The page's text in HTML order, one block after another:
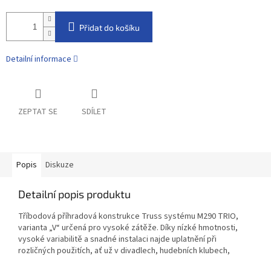
Přidat do košíku
Detailní informace
ZEPTAT SE SDÍLET
Popis Diskuze
Detailní popis produktu
Tříbodová příhradová konstrukce Truss systému M290 TRIO,
varianta „V“ určená pro vysoké zátěže. Díky nízké hmotnosti,
vysoké variabilitě a snadné instalaci najde uplatnění při
rozličných použitích, ať už v divadlech, hudebních klubech,